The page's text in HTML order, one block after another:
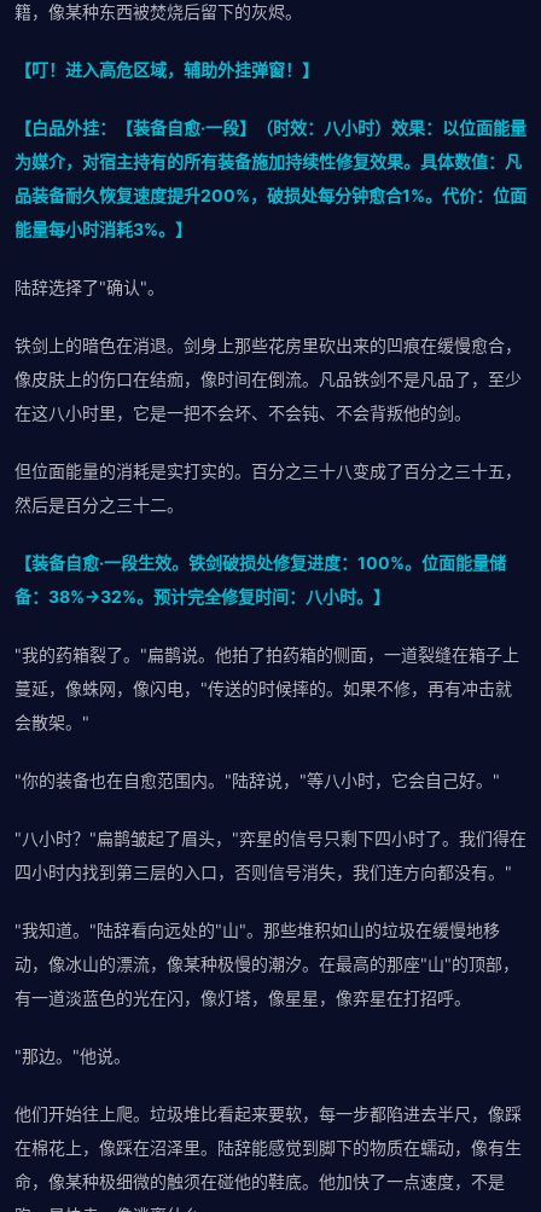
籍，像某种东西被焚烧后留下的灰烬。
【叮！进入高危区域，辅助外挂弹窗！】
【白品外挂：【装备自愈·一段】（时效：八小时）效果：以位面能量
为媒介，对宿主持有的所有装备施加持续性修复效果。具体数值：凡
品装备耐久恢复速度提升200%，破损处每分钟愈合1%。代价：位面
能量每小时消耗3%。】
陆辞选择了"确认"。
铁剑上的暗色在消退。剑身上那些花房里砍出来的凹痕在缓慢愈合，
像皮肤上的伤口在结痂，像时间在倒流。凡品铁剑不是凡品了，至少
在这八小时里，它是一把不会坏、不会钝、不会背叛他的剑。
但位面能量的消耗是实打实的。百分之三十八变成了百分之三十五，
然后是百分之三十二。
【装备自愈·一段生效。铁剑破损处修复进度：100%。位面能量储
备：38%→32%。预计完全修复时间：八小时。】
"我的药箱裂了。"扁鹊说。他拍了拍药箱的侧面，一道裂缝在箱子上
蔓延，像蛛网，像闪电，"传送的时候摔的。如果不修，再有冲击就
会散架。"
"你的装备也在自愈范围内。"陆辞说，"等八小时，它会自己好。"
"八小时？"扁鹊皱起了眉头，"弈星的信号只剩下四小时了。我们得在
四小时内找到第三层的入口，否则信号消失，我们连方向都没有。"
"我知道。"陆辞看向远处的"山"。那些堆积如山的垃圾在缓慢地移
动，像冰山的漂流，像某种极慢的潮汐。在最高的那座"山"的顶部，
有一道淡蓝色的光在闪，像灯塔，像星星，像弈星在打招呼。
"那边。"他说。
他们开始往上爬。垃圾堆比看起来要软，每一步都陷进去半尺，像踩
在棉花上，像踩在沼泽里。陆辞能感觉到脚下的物质在蠕动，像有生
命，像某种极细微的触须在碰他的鞋底。他加快了一点速度，不是